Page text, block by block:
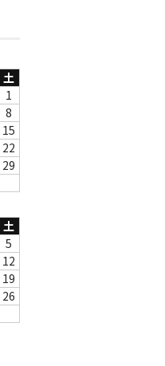
土
1
8
15
22
29
土
5
12
19
26